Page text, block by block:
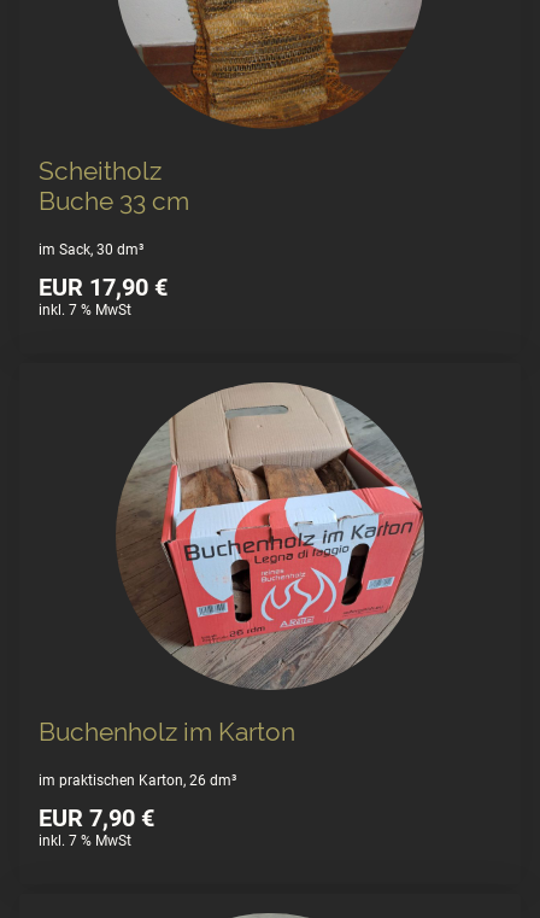
Scheitholz
Buche 33 cm
im Sack, 30 dm³
EUR 17,90 €
inkl. 7 % MwSt
Buchenholz im Karton
im praktischen Karton, 26 dm³
EUR 7,90 €
inkl. 7 % MwSt